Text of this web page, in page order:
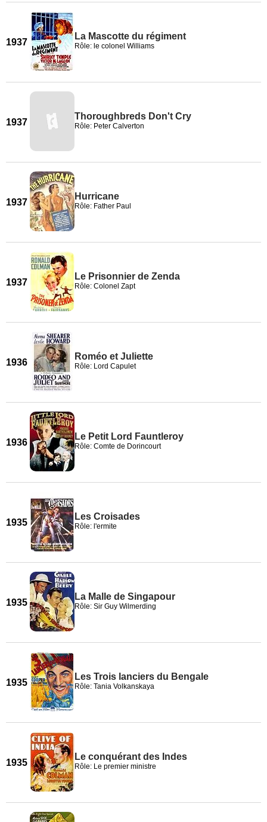
1937
La Mascotte du régiment
Rôle: le colonel Williams
1937
Thoroughbreds Don't Cry
Rôle: Peter Calverton
1937
Hurricane
Rôle: Father Paul
1937
Le Prisonnier de Zenda
Rôle: Colonel Zapt
1936
Roméo et Juliette
Rôle: Lord Capulet
1936
Le Petit Lord Fauntleroy
Rôle: Comte de Dorincourt
1935
Les Croisades
Rôle: l'ermite
1935
La Malle de Singapour
Rôle: Sir Guy Wilmerding
1935
Les Trois lanciers du Bengale
Rôle: Tania Volkanskaya
1935
Le conquérant des Indes
Rôle: Le premier ministre